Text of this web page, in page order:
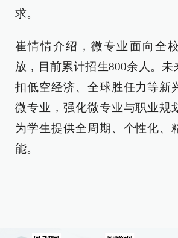
求。
崔情情介绍，微专业面向全
放，目前累计招生800余人。未
扣低空经济、全球胜任力等新
微专业，强化微专业与职业规
为学生提供全周期、个性化、
能。